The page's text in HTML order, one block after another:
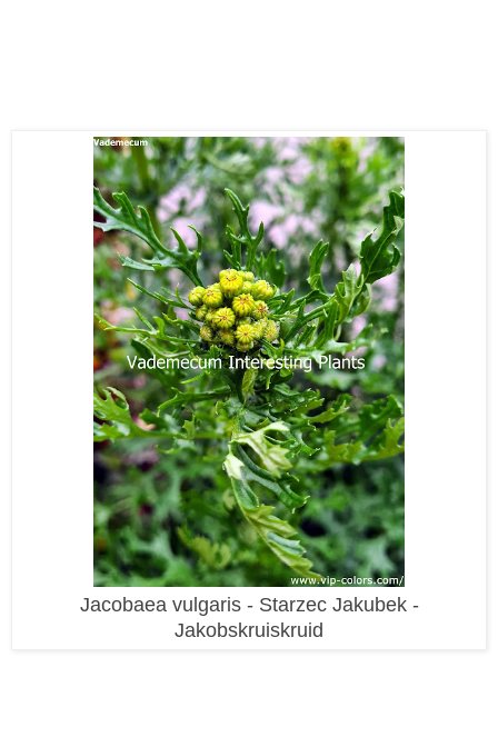
Jacobaea vulgaris - Starzec Jakubek -
Jakobskruiskruid